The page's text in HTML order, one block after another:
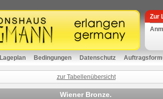
Zur
Lageplan Bedingungen Datenschutz
zur Tabellenübersicht
Wiener Bronze.